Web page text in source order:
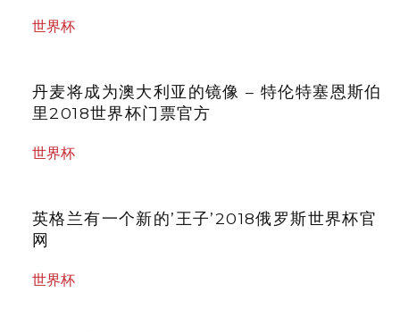
世界杯
丹麦将成为澳大利亚的镜像 – 特伦特塞恩斯伯
里2018世界杯门票官方
世界杯
英格兰有一个新的’王子’2018俄罗斯世界杯官
网
世界杯